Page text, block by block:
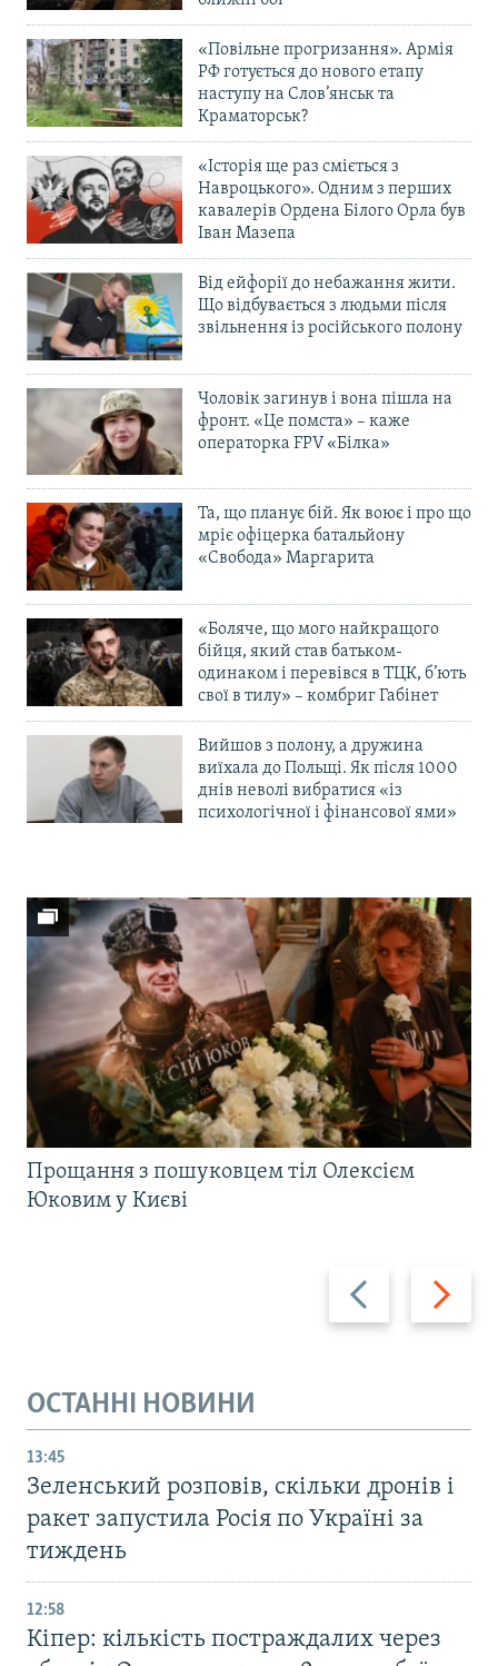
«Повільне прогризання». Армія
РФ готується до нового етапу
наступу на Слов’янськ та
Краматорськ?
«Історія ще раз сміється з
Навроцького». Одним з перших
кавалерів Ордена Білого Орла був
Іван Мазепа
Від ейфорії до небажання жити.
Що відбувається з людьми після
звільнення із російського полону
Чоловік загинув і вона пішла на
фронт. «Це помста» – каже
операторка FPV «Білка»
Та, що планує бій. Як воює і про що
мріє офіцерка батальйону
«Свобода» Маргарита
«Боляче, що мого найкращого
бійця, який став батьком-
одинаком і перевівся в ТЦК, б’ють
свої в тилу» – комбриг Габінет
Вийшов з полону, а дружина
виїхала до Польщі. Як після 1000
днів неволі вибратися «із
психологічної і фінансової ями»
Назад Вперед
Прощання з пошуковцем тіл Олексієм
Юковим у Києві
ОСТАННІ НОВИНИ
13:45
Зеленський розповів, скільки дронів і
ракет запустила Росія по Україні за
тиждень
12:58
Кіпер: кількість постраждалих через